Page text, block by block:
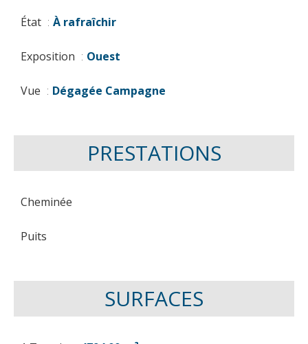
État À rafraîchir
Exposition Ouest
Vue Dégagée Campagne
PRESTATIONS
Cheminée
Puits
SURFACES